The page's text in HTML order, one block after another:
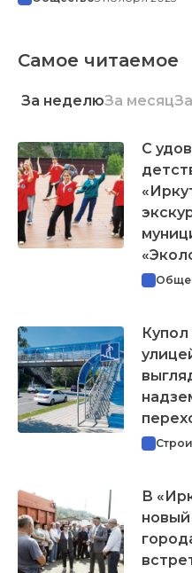
Самое читаемое
За неделюЗа месяц
С
Купол
В
новый